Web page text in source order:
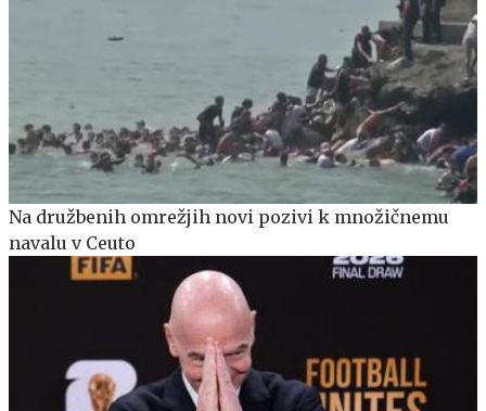
Na družbenih omrežjih novi pozivi k množičnemu
navalu v Ceuto